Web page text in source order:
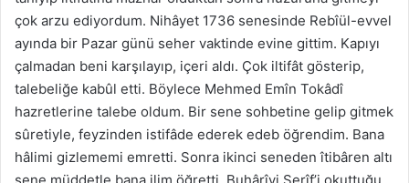
çok arzu ediyordum. Nihâyet 1736 senesinde Rebîül-evvel
ayında bir Pazar günü seher vaktinde evine gittim. Kapıyı
çalmadan beni karşılayıp, içeri aldı. Çok iltifât gösterip,
talebeliğe kabûl etti. Böylece Mehmed Emîn Tokâdî
hazretlerine talebe oldum. Bir sene sohbetine gelip gitmek
sûretiyle, feyzinden istifâde ederek edeb öğrendim. Bana
hâlimi gizlememi emretti. Sonra ikinci seneden îtibâren altı